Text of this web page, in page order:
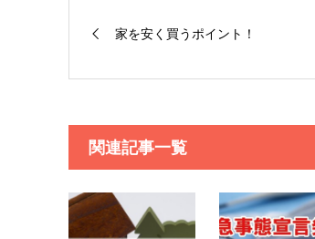
家を安く買うポイント！
関連記事一覧